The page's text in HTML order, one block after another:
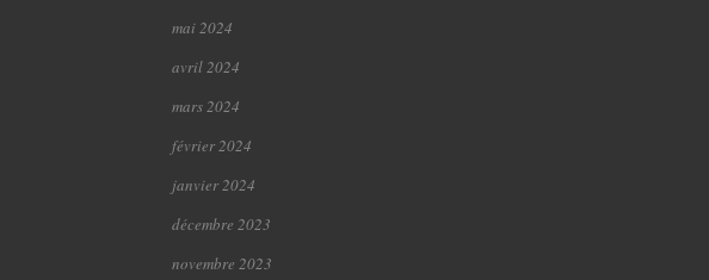
mai 2024
avril 2024
mars 2024
février 2024
janvier 2024
décembre 2023
novembre 2023